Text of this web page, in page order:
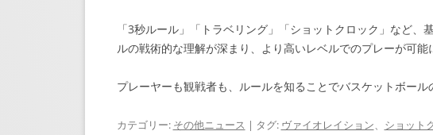
「3秒ルール」「トラベリング」「ショットクロック」など
ルの戦術的な理解が深まり、より高いレベルでのプレーが可能
プレーヤーも観戦者も、ルールを知ることでバスケットボール
カテゴリー: その他ニュース | タグ: ヴァイオレイション、 ショット